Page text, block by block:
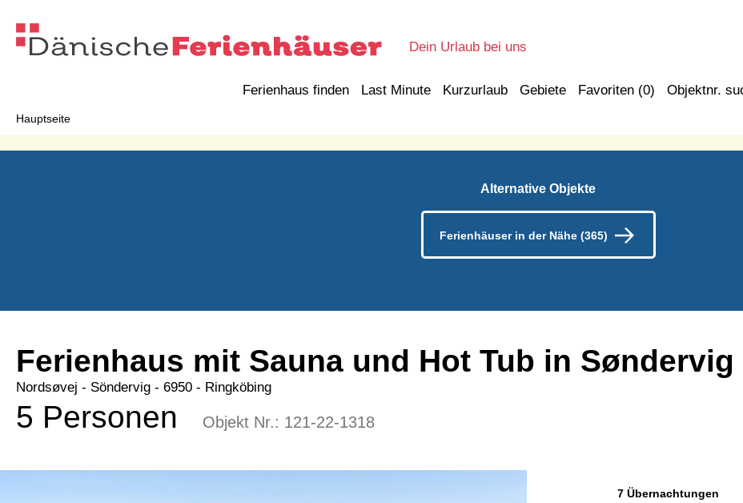
Dein Urlaub bei uns
Ferienhaus finden Last Minute Kurzurlaub Gebiete Favoriten (0) Objektnr.
Hauptseite
Alternative Objekte
Ferienhäuser in der Nähe (365)
Ferienhaus mit Sauna und Hot Tub in Søndervig
Nordsøvej - Söndervig - 6950 - Ringköbing
5 Personen Objekt Nr.: 121-22-1318
7 Übernachtungen